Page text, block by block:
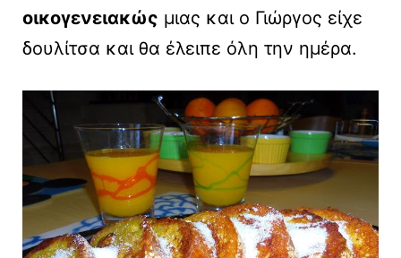
οικογενειακώς μιας και ο Γιώργος είχε
δουλίτσα και θα έλειπε όλη την ημέρα.